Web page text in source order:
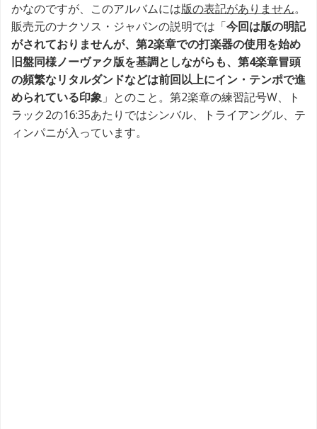
かなのですが、このアルバムには版の表記がありません。
販売元のナクソス・ジャパンの説明では「今回は版の明記
がされておりませんが、第2楽章での打楽器の使用を始め
旧盤同様ノーヴァク版を基調としながらも、第4楽章冒頭
の頻繁なリタルダンドなどは前回以上にイン・テンポで進
められている印象 」とのこと。第2楽章の練習記号W、ト
ラック2の16:35あたりではシンバル、トライアングル、テ
ィンパニが入っています。